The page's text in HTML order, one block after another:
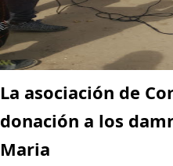
La asociación de
donación a los
Maria